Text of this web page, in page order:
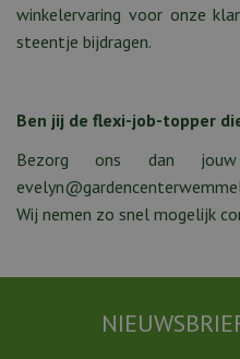
winkelervaring voor onze
steentje bijdragen.
Ben jij de flexi-job-topper
Bezorg ons dan
Wij nemen zo snel mogelijk